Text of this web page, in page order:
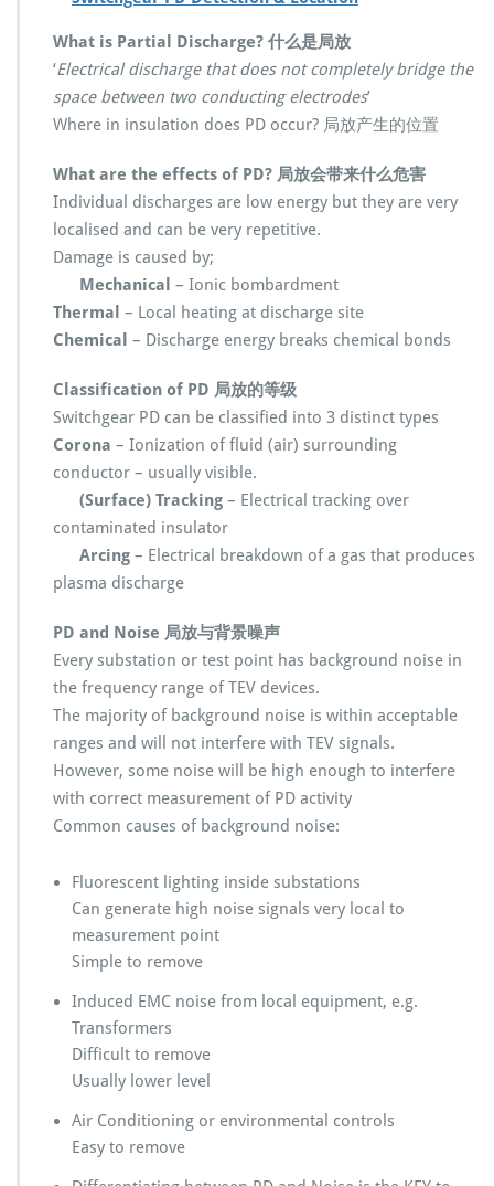
携
式
开
关
柜
放
测
和
位
试
仪
P
E
C
S
w
i
t
h
a
r
What is Partial Discharge? 什么是局放
‘Electrical discharge that does not completely bridge the
space between two conducting electrodes’
Where in insulation does PD occur? 局放产生的位置
What are the effects of PD? 局放会带来什么危害
Individual discharges are low energy but they are very
localised and can be very repetitive.
Damage is caused by;
Mechanical – Ionic bombardment
Thermal – Local heating at discharge site
Chemical – Discharge energy breaks chemical bonds
Classification of PD 局放的等级
Switchgear PD can be classified into 3 distinct types
Corona – Ionization of fluid (air) surrounding
conductor – usually visible.
(Surface) Tracking – Electrical tracking over
contaminated insulator
Arcing – Electrical breakdown of a gas that produces
plasma discharge
PD and Noise 局放与背景噪声
Every substation or test point has background noise in
the frequency range of TEV devices.
The majority of background noise is within acceptable
ranges and will not interfere with TEV signals.
However, some noise will be high enough to interfere
with correct measurement of PD activity
Common causes of background noise:
Fluorescent lighting inside substations
Can generate high noise signals very local to
measurement point
Simple to remove
Induced EMC noise from local equipment, e.g.
Transformers
Difficult to remove
Usually lower level
Air Conditioning or environmental controls
Easy to remove